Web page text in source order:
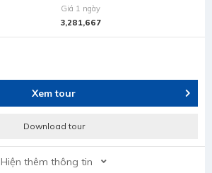
Giá 1 ngày
3,281,667
Xem tour
Download tour
Hiện thêm thông tin